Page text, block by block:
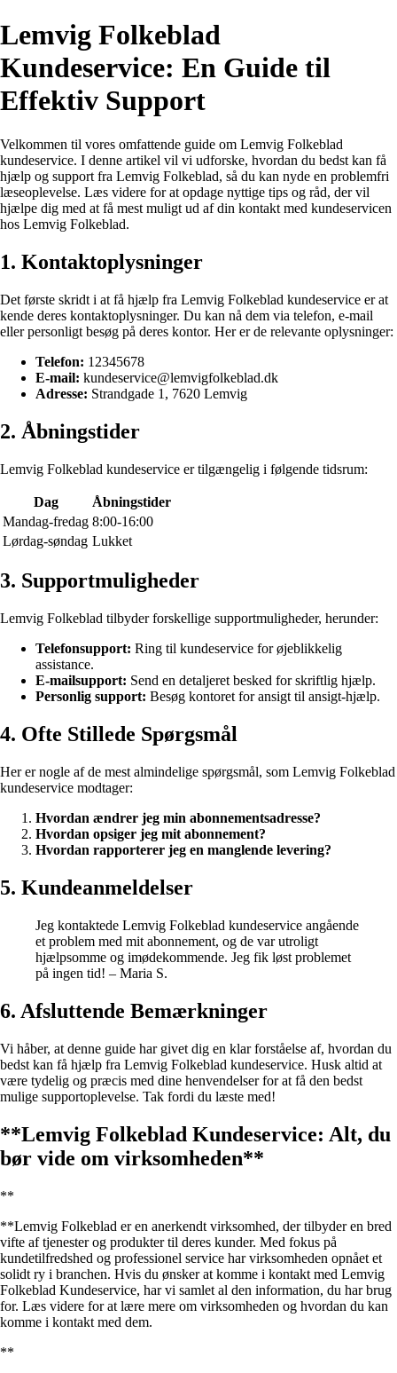
Lemvig Folkeblad
Kundeservice: En Guide til
Effektiv Support
Velkommen til vores omfattende guide om Lemvig Folkeblad
kundeservice. I denne artikel vil vi udforske, hvordan du bedst kan få
hjælp og support fra Lemvig Folkeblad, så du kan nyde en problemfri
læseoplevelse. Læs videre for at opdage nyttige tips og råd, der vil
hjælpe dig med at få mest muligt ud af din kontakt med kundeservicen
hos Lemvig Folkeblad.
1. Kontaktoplysninger
Det første skridt i at få hjælp fra Lemvig Folkeblad kundeservice er at
kende deres kontaktoplysninger. Du kan nå dem via telefon, e-mail
eller personligt besøg på deres kontor. Her er de relevante oplysninger:
Telefon: 12345678
E-mail: kundeservice@lemvigfolkeblad.dk
Adresse: Strandgade 1, 7620 Lemvig
2. Åbningstider
Lemvig Folkeblad kundeservice er tilgængelig i følgende tidsrum:
Dag
Åbningstider
Mandag-fredag 8:00-16:00
Lørdag-søndag Lukket
3. Supportmuligheder
Lemvig Folkeblad tilbyder forskellige supportmuligheder, herunder:
Telefonsupport: Ring til kundeservice for øjeblikkelig
assistance.
E-mailsupport: Send en detaljeret besked for skriftlig hjælp.
Personlig support: Besøg kontoret for ansigt til ansigt-hjælp.
4. Ofte Stillede Spørgsmål
Her er nogle af de mest almindelige spørgsmål, som Lemvig Folkeblad
kundeservice modtager:
Hvordan ændrer jeg min abonnementsadresse?
Hvordan opsiger jeg mit abonnement?
Hvordan rapporterer jeg en manglende levering?
5. Kundeanmeldelser
Jeg kontaktede Lemvig Folkeblad kundeservice angående
et problem med mit abonnement, og de var utroligt
hjælpsomme og imødekommende. Jeg fik løst problemet
på ingen tid! – Maria S.
6. Afsluttende Bemærkninger
Vi håber, at denne guide har givet dig en klar forståelse af, hvordan du
bedst kan få hjælp fra Lemvig Folkeblad kundeservice. Husk altid at
være tydelig og præcis med dine henvendelser for at få den bedst
mulige supportoplevelse. Tak fordi du læste med!
**Lemvig Folkeblad Kundeservice: Alt, du
bør vide om virksomheden**
**
**Lemvig Folkeblad er en anerkendt virksomhed, der tilbyder en bred
vifte af tjenester og produkter til deres kunder. Med fokus på
kundetilfredshed og professionel service har virksomheden opnået et
solidt ry i branchen. Hvis du ønsker at komme i kontakt med Lemvig
Folkeblad Kundeservice, har vi samlet al den information, du har brug
for. Læs videre for at lære mere om virksomheden og hvordan du kan
komme i kontakt med dem.
**